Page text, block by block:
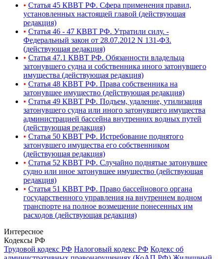
• Статья 45 КВВТ РФ. Сфера применения правил,
установленных настоящей главой (действующая
редакция)
• Статья 46 - 47 КВВТ РФ. Утратили силу. -
Федеральный закон от 28.07.2012 N 131-ФЗ.
(действующая редакция)
• Статья 47.1 КВВТ РФ. Обязанности владельца
затонувшего судна и собственника иного затонувшего
имущества (действующая редакция)
• Статья 48 КВВТ РФ. Права собственника на
затонувшее имущество (действующая редакция)
• Статья 49 КВВТ РФ. Подъем, удаление, утилизация
затонувшего судна или иного затонувшего имущества
администрацией бассейна внутренних водных путей
(действующая редакция)
• Статья 50 КВВТ РФ. Истребование поднятого
затонувшего имущества его собственником
(действующая редакция)
• Статья 52 КВВТ РФ. Случайно поднятые затонувшее
судно или иное затонувшее имущество (действующая
редакция)
• Статья 51 КВВТ РФ. Право бассейнового органа
государственного управления на внутреннем водном
транспорте на полное возмещение понесенных им
расходов (действующая редакция)
Интересное
Кодексы РФ
Трудовой кодекс РФ Налоговый кодекс РФ Кодекс об